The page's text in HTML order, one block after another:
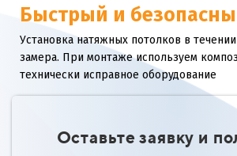
Быстрый и
Установка натяжных потолков в
замера. При монтаже используем
технически исправное оборудование
Оставьте заявку и